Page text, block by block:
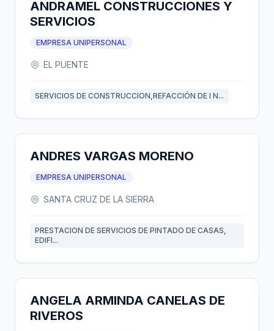
ANDRAMEL CONSTRUCCIONES Y
SERVICIOS
EMPRESA UNIPERSONAL
EL PUENTE
SERVICIOS DE CONSTRUCCION,REFACCIÓN DE I N...
ANDRES VARGAS MORENO
EMPRESA UNIPERSONAL
SANTA CRUZ DE LA SIERRA
PRESTACION DE SERVICIOS DE PINTADO DE CASAS,
EDIFI...
ANGELA ARMINDA CANELAS DE
RIVEROS